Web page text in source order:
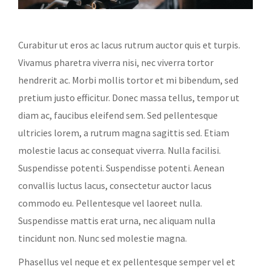
Curabitur ut eros ac lacus rutrum auctor quis et turpis.
Vivamus pharetra viverra nisi, nec viverra tortor
hendrerit ac. Morbi mollis tortor et mi bibendum, sed
pretium justo efficitur. Donec massa tellus, tempor ut
diam ac, faucibus eleifend sem. Sed pellentesque
ultricies lorem, a rutrum magna sagittis sed. Etiam
molestie lacus ac consequat viverra. Nulla facilisi.
Suspendisse potenti. Suspendisse potenti. Aenean
convallis luctus lacus, consectetur auctor lacus
commodo eu. Pellentesque vel laoreet nulla.
Suspendisse mattis erat urna, nec aliquam nulla
tincidunt non. Nunc sed molestie magna.
Phasellus vel neque et ex pellentesque semper vel et